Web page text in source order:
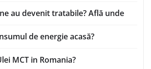
au devenit tratabile? Află unde
de energie acasă?
MCT in Romania?